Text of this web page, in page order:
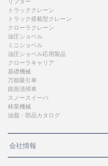
リフター
トラッククレーン
トラック搭載型クレーン
クローラクレーン
油圧ショベル
ミニショベル
油圧ショベル応用製品
クローラキャリア
基礎機械
万能吸引車
路面清掃車
スノースイーパ
林業機械
油脂・部品カタログ
会社情報